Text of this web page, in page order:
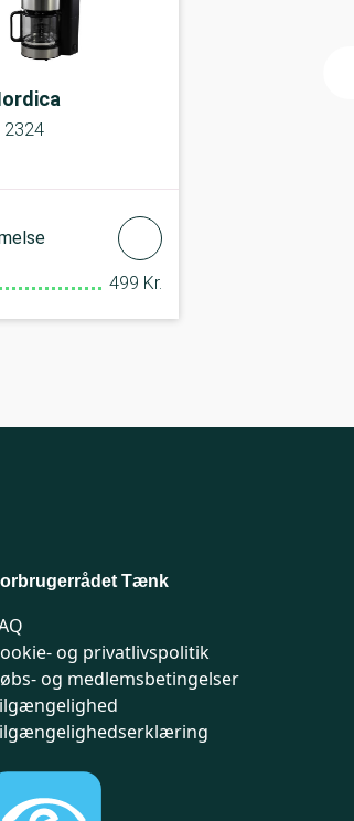
2324
499 Kr.
Tænk
og privatlivspolitik
og medlemsbetingelser